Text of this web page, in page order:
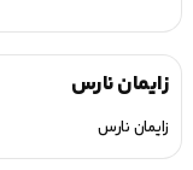
زایمان نارس
زایمان نارس